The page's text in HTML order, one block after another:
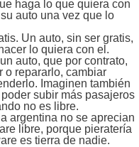
haga lo que quiera con
auto una vez que lo
Un auto, sin ser gratis,
lo quiera con el.
auto, que por contrato,
o repararlo, cambiar
Imaginen también
subir más pasajeros
no es libre.
argentina no se aprecian
libre, porque pieratería
es tierra de nadie.